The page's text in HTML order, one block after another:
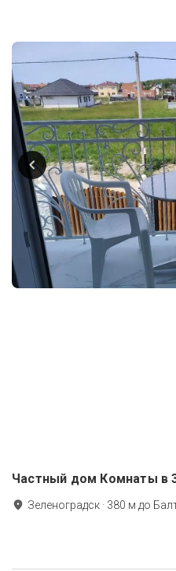
Частный дом Комнаты в
Зеленоградск · 380 м до